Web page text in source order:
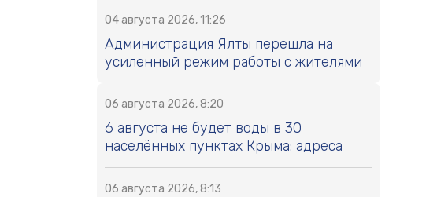
04 августа 2026, 11:26
Администрация Ялты перешла на
усиленный режим работы с жителями
06 августа 2026, 8:20
6 августа не будет воды в 30
населённых пунктах Крыма: адреса
06 августа 2026, 8:13